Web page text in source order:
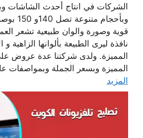
الشركات في انتاج أحدث الشاشات
وبأحجام
قوية وصورة والوان طبيعية تشعر
نافذة ليرى الطبيعة بألوانها الزاهية
المميزة. ولدى شركتنا عدة عروض
المميزة وبسعر الجملة وبمواصفات
المزيد